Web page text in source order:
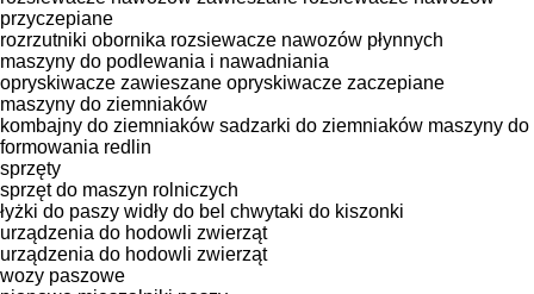
przyczepiane
rozrzutniki obornika rozsiewacze nawozów płynnych
maszyny do podlewania i nawadniania
opryskiwacze zawieszane opryskiwacze zaczepiane
maszyny do ziemniaków
kombajny do ziemniaków sadzarki do ziemniaków maszyny do
formowania redlin
sprzęty
sprzęt do maszyn rolniczych
łyżki do paszy widły do bel chwytaki do kiszonki
urządzenia do hodowli zwierząt
urządzenia do hodowli zwierząt
wozy paszowe